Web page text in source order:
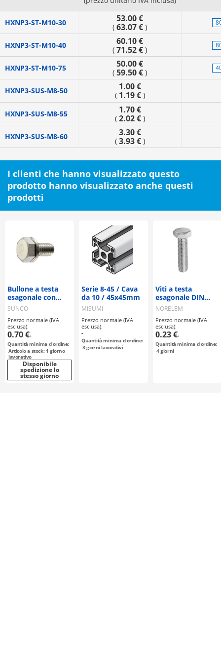
HXNP3-ST-M10-30 53.00 €
( 63.07 € )
HXNP3-ST-M10-40 60.10 €
( 71.52 € )
HXNP3-ST-M10-75 50.00 €
( 59.50 € )
HXNP3-SUS-M8-50 1.00 €
( 1.19 €)
HXNP3-SUS-M8-55 1.70 €
( 2.02 €)
HXNP3-SUS-M8-60 3.30 €
( 3.93 €)
I clienti che hanno visualizzato questo
prodotto hanno visualizzato anche questi
prodotti
Bullone a testa
esagonale con
rondella integrata
(SW)
SUNCO
Prezzo normale (IVA
esclusa):
0.70 €-
Quantità minima d'ordine:
Articolo a stock: 1 giorno
lavorativo
Disponibile
spedizione lo
stesso giorno
Serie 8-45 / Cava
da 10 / 45x45mm
MISUMI
Prezzo normale (IVA
esclusa):
-
Quantità minima d'ordine:
3giorni lavorativi
Viti a testa
esagonale DIN
933/ISO 4017,
(07171)
NORELEM
Prezzo normale (IVA
esclusa):
0.23 €-
Quantità minima d'ordine:
4giorni